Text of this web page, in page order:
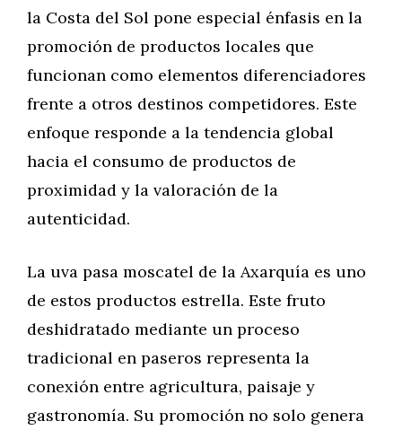
la Costa del Sol pone especial énfasis en la
promoción de productos locales que
funcionan como elementos diferenciadores
frente a otros destinos competidores. Este
enfoque responde a la tendencia global
hacia el consumo de productos de
proximidad y la valoración de la
autenticidad.
La uva pasa moscatel de la Axarquía es uno
de estos productos estrella. Este fruto
deshidratado mediante un proceso
tradicional en paseros representa la
conexión entre agricultura, paisaje y
gastronomía. Su promoción no solo genera